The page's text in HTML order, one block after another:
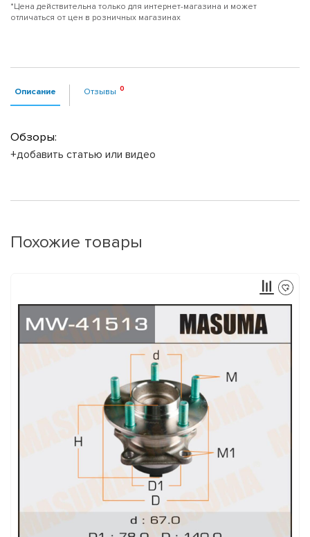
*Цена действительна только для интернет-магазина и может
отличаться от цен в розничных магазинах
Описание Отзывы
Обзоры:
+добавить статью или видео
Похожие товары